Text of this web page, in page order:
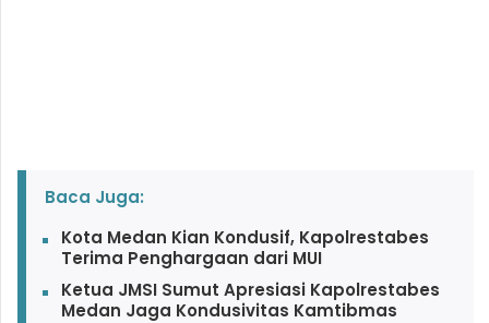
Baca Juga:
Kota Medan Kian Kondusif, Kapolrestabes
Terima Penghargaan dari MUI
Ketua JMSI Sumut Apresiasi Kapolrestabes
Medan Jaga Kondusivitas Kamtibmas